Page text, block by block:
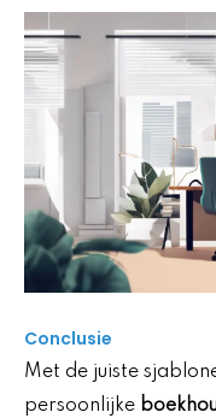
Conclusie
Met de juiste
persoonlijke